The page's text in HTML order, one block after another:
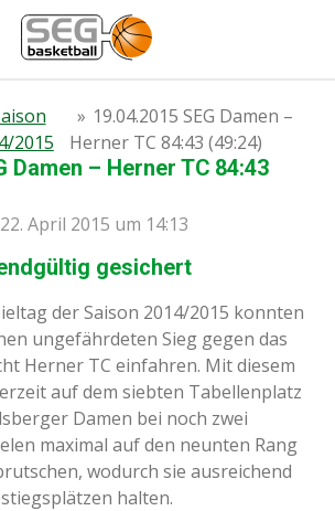
2015
» 19.04.2015 SEG Damen –
Herner TC 84:43 (49:24)
Damen – Herner TC 84:43
April 2015 um 14:13
gesichert
der Saison 2014/2015 konnten
ungefährdeten Sieg gegen das
Herner TC einfahren. Mit diesem
auf dem siebten Tabellenplatz
Damen bei noch zwei
maximal auf den neunten Rang
wodurch sie ausreichend
halten.